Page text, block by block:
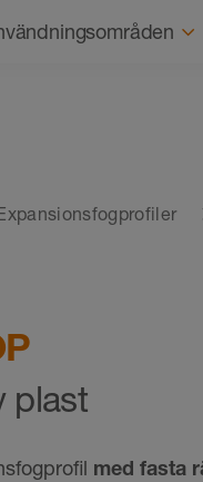
plast
med fasta